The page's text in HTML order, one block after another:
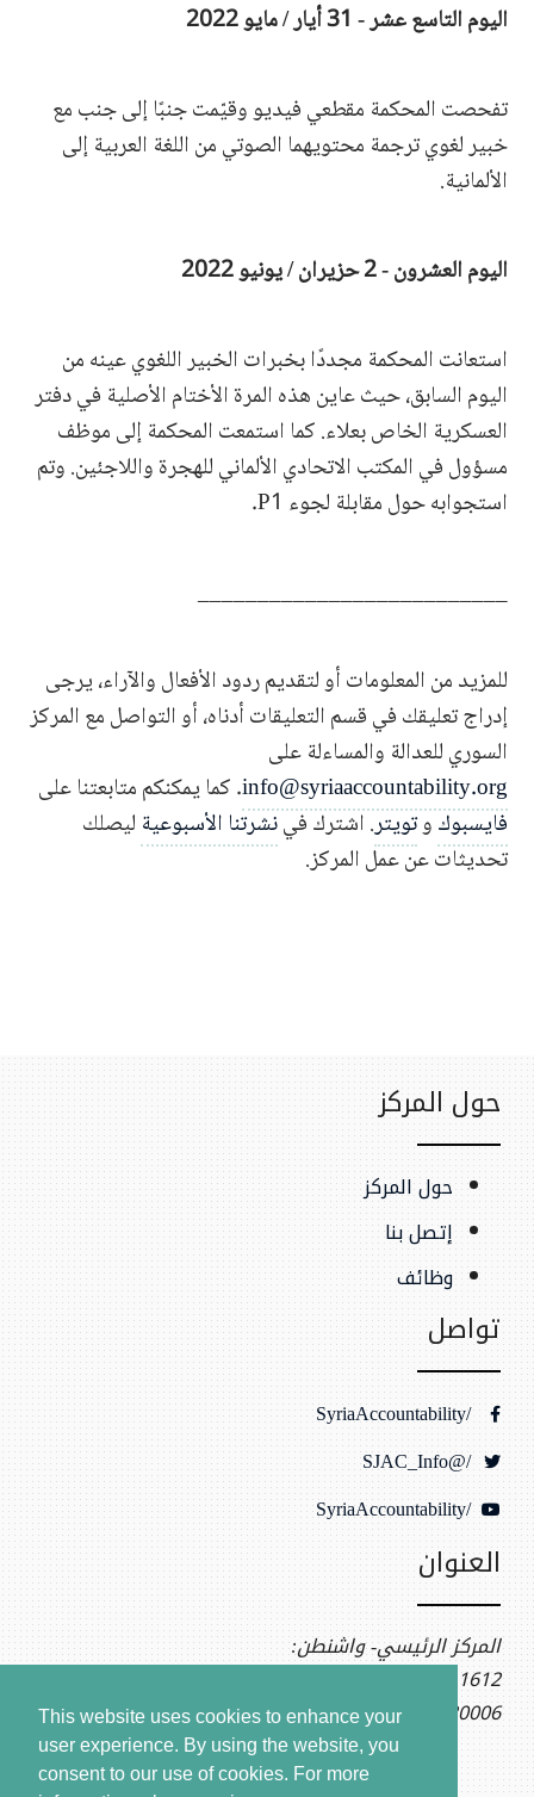
This website uses cookies to enhance your
user experience. By using the website, you
consent to our use of cookies. For more
اليوم التاسع عشر - 31 أيار / مايو 2022
تفحصت المحكمة مقطعي فيديو وقيّمت جنبًا إلى جنب مع
خبير لغوي ترجمة محتويهما الصوتي من اللغة العربية إلى
الألمانية.
اليوم العشرون - 2 حزيران / يونيو 2022
استعانت المحكمة مجددًا بخبرات الخبير اللغوي عينه من
اليوم السابق، حيث عاين هذه المرة الأختام الأصلية في دفتر
العسكرية الخاص بعلاء. كما استمعت المحكمة إلى موظف
مسؤول في المكتب الاتحادي الألماني للهجرة واللاجئين. وتم
استجوابه حول مقابلة لجوء P1.
__________________________
للمزيد من المعلومات أو لتقديم ردود الأفعال والآراء، يرجى
إدراج تعليقك في قسم التعليقات أدناه، أو التواصل مع المركز
السوري للعدالة والمساءلة على
info@syriaaccountability.org. كما يمكنكم متابعتنا على
فايسبوكوتويتر. اشترك فينشرتنا الأسبوعية ليصلك
تحديثات عن عمل المركز.
حول المركز
حول المركز
إتصل بنا
وظائف
تواصل
/SyriaAccountability
/@SJAC_Info
/SyriaAccountability
العنوان
المركز الرئيسي- واشنطن:
1612 K St NW, Ste 400
Washington, DC 20006